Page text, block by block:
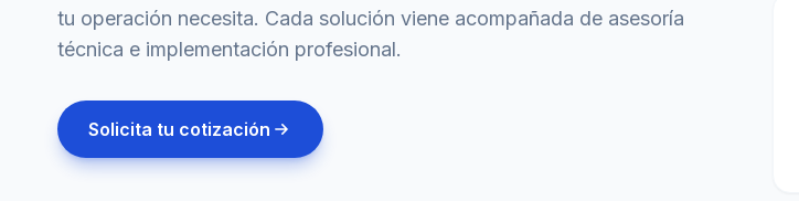
tu operación necesita. Cada solución viene acompañada de asesoría
técnica e implementación profesional.
Solicita tu cotización